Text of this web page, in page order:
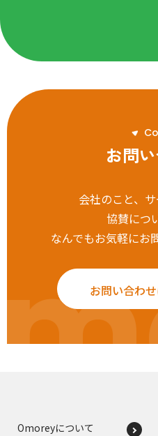
Co
お問
会社のこと、サ
協賛につ
なんでもお気軽にお
お問い合わ
Omoreyについて